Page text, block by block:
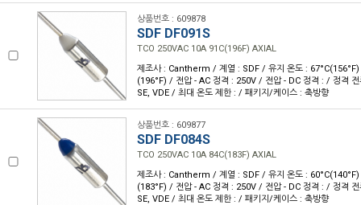
상품번호 : 609878
SDF DF091S
TCO 250VAC 10A 91C(196F) AXIAL
제조사 : Cantherm / 계열 : SDF / 유지 온도 : 67°C(156°F)
(196°F) / 전압 - AC 정격 : 250V / 전압 - DC 정격 : / 정격
SE, VDE / 최대 온도 제한 : / 패키지/케이스 : 축방향
상품번호 : 609877
SDF DF084S
TCO 250VAC 10A 84C(183F) AXIAL
제조사 : Cantherm / 계열 : SDF / 유지 온도 : 60°C(140°F)
(183°F) / 전압 - AC 정격 : 250V / 전압 - DC 정격 : / 정격
SE, VDE / 최대 온도 제한 : / 패키지/케이스 : 축방향